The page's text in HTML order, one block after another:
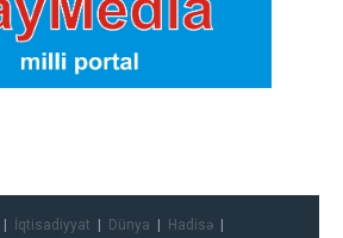
İqtisadiyyat Dünya Hadisə